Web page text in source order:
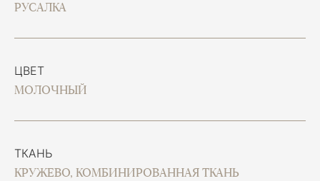
РУСАЛКА
ЦВЕТ
МОЛОЧНЫЙ
ТКАНЬ
КРУЖЕВО, КОМБИНИРОВАННАЯ ТКАНЬ